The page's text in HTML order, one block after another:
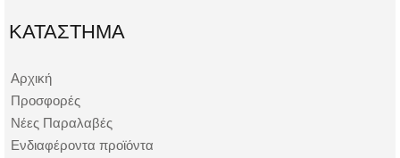
ΚΑΤΆΣΤΗΜΑ
Αρχική
Προσφορές
Νέες Παραλαβές
Ενδιαφέροντα προϊόντα